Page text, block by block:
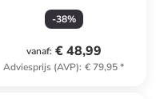
-38%
vanaf: € 48,99
Adviesprijs (AVP): € 79,95*